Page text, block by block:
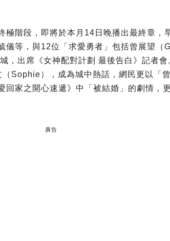
極階段，即將於本月14日晚播出最終章，
儀等，與12位「求愛勇者」包括曾展望（
，出席《女神配對計劃 最後告白》記者會
Sophie），成為城中熱話，網民更以「
回家之開心速遞》中「被結婚」的劇情，
廣告